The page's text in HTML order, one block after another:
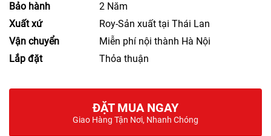
Bảo hành
2 Năm
Xuất xứ
Roy-Sản xuất tại Thái Lan
Vận chuyển
Miễn phí nội thành Hà Nội
Lắp đặt
Thỏa thuận
ĐẶT MUA NGAY
Giao Hàng Tận Nơi, Nhanh Chóng